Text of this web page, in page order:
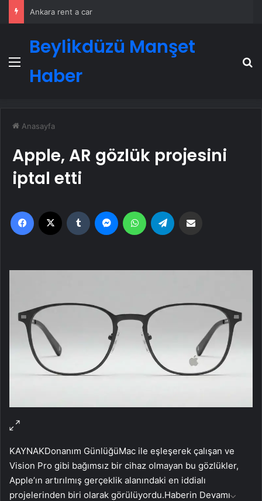
Ankara rent a car
Menü
Beylikdüzü Manşet
Haber
Anasayfa
Apple, AR gözlük projesini
iptal etti
Facebook Tumblr MessengerWhatsApp
KAYNAKDonanım GünlüğüMac ile eşleşerek çalışan ve
Vision Pro gibi bağımsız bir cihaz olmayan bu gözlükler,
Apple’ın artırılmış gerçeklik alanındaki en iddialı
projelerinden biri olarak görülüyordu.Haberin Devamı